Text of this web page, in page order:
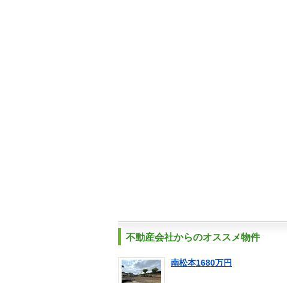
不動産会社からのオススメ物件
南松本1680万円